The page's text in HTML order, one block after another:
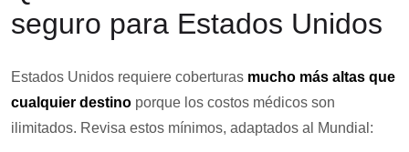
seguro para Estados Unidos
Estados Unidos requiere coberturas mucho más altas que
cualquier destino porque los costos médicos son
ilimitados. Revisa estos mínimos, adaptados al Mundial: